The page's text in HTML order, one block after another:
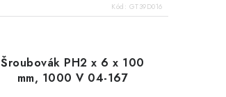
Kód: GT39D016
Šroubovák PH2 x 6 x 100
mm, 1000 V 04-167